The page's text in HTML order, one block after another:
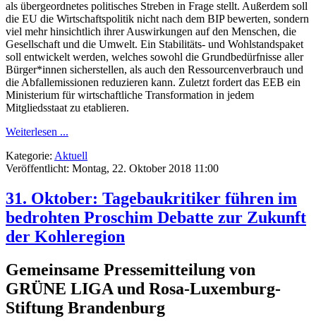
als übergeordnetes politisches Streben in Frage stellt. Außerdem soll
die EU die Wirtschaftspolitik nicht nach dem BIP bewerten, sondern
viel mehr hinsichtlich ihrer Auswirkungen auf den Menschen, die
Gesellschaft und die Umwelt. Ein Stabilitäts- und Wohlstandspaket
soll entwickelt werden, welches sowohl die Grundbedürfnisse aller
Bürger*innen sicherstellen, als auch den Ressourcenverbrauch und
die Abfallemissionen reduzieren kann. Zuletzt fordert das EEB ein
Ministerium für wirtschaftliche Transformation in jedem
Mitgliedsstaat zu etablieren.
Weiterlesen ...
Kategorie: Aktuell
Veröffentlicht: Montag, 22. Oktober 2018 11:00
31. Oktober: Tagebaukritiker führen im
bedrohten Proschim Debatte zur Zukunft
der Kohleregion
Gemeinsame Pressemitteilung von
GRÜNE LIGA und Rosa-Luxemburg-
Stiftung Brandenburg